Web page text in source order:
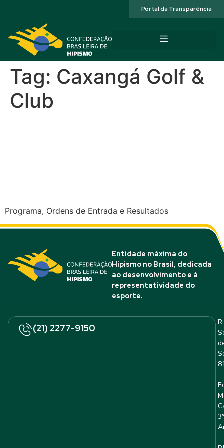
Portal da Transparência
Tag: Caxangá Golf &
Club
Programa, Ordens de Entrada e Resultados
Entidade máxima do
Hipismo no Brasil, dedicada
ao desenvolvimento e à
representatividade do
esporte.
(21) 2277-9150
R.
–
–